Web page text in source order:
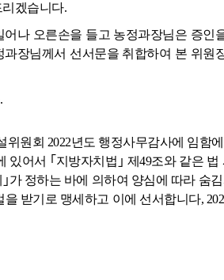
겠습니다.
어나 오른손을 들고 농정과장님은 증인
장님께서 선서문을 취합하여 본 위원
위원회 2022년도 행정사무감사에 임함
있어서 ｢지방자치법｣ 제49조와 같은 법
가 정하는 바에 의하여 양심에 따라 숨
받기로 맹세하고 이에 선서합니다,